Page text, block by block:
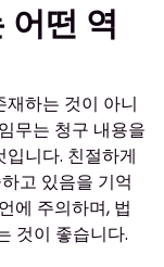
어떤 역
하는 것이 아니
무는 청구 내용을
니다. 친절하게
고 있음을 기억
에 주의하며, 법
것이 좋습니다.